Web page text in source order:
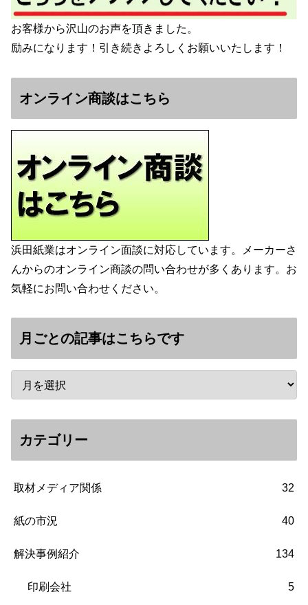
お客様から沢山のお声を頂きました。
励みになります！引き続きよろしくお願いいたします！
オンライン商談はこちら
浜田紙業はオンライン面談に対応しています。メーカーさ
んからのオンライン商談の問い合わせが多くあります。お
気軽にお問い合わせください。
月ごとの記事はこちらです
カテゴリー
取材メディア関係 32
紙の市況 40
解決事例紹介 134
印刷会社 5